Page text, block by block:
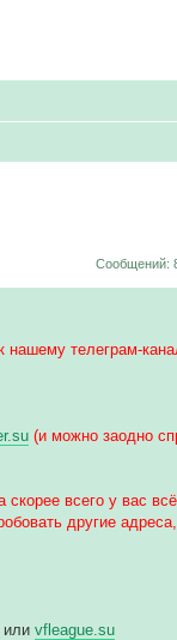
Сообщений:
нашему телеграм-
(и можно заодно
скорее всего у вас
другие
илиvfleague.su